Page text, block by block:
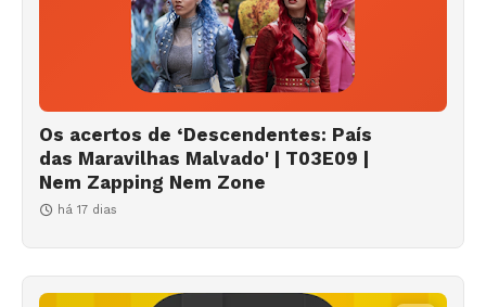
Os acertos de ‘Descendentes: País
das Maravilhas Malvado' | T03E09 |
Nem Zapping Nem Zone
há 17 dias